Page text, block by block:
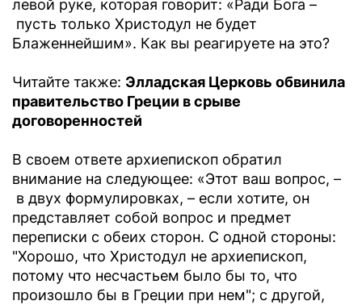
левой руке, которая говорит: «Ради Бога –
пусть только Христодул не будет
Блаженнейшим». Как вы реагируете на это?
Читайте также: Элладская Церковь обвинила
правительство Греции в срыве
договоренностей
В своем ответе архиепископ обратил
внимание на следующее: «Этот ваш вопрос, –
в двух формулировках, – если хотите, он
представляет собой вопрос и предмет
переписки с обеих сторон. С одной стороны:
"Хорошо, что Христодул не архиепископ,
потому что несчастьем было бы то, что
произошло бы в Греции при нем"; с другой,